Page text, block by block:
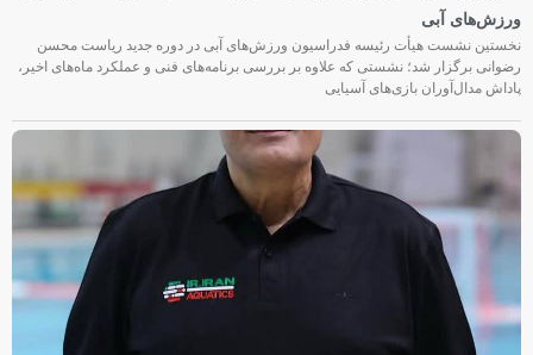
ورزش‌های آبی
نخستین نشست هیأت رئیسه فدراسیون ورزش‌های آبی در دوره جدید ریاست محسن
رضوانی برگزار شد؛ نشستی که علاوه بر بررسی برنامه‌های فنی و عملکرد ماه‌های اخیر،
پاداش مدال‌آوران بازی‌های آسیایی